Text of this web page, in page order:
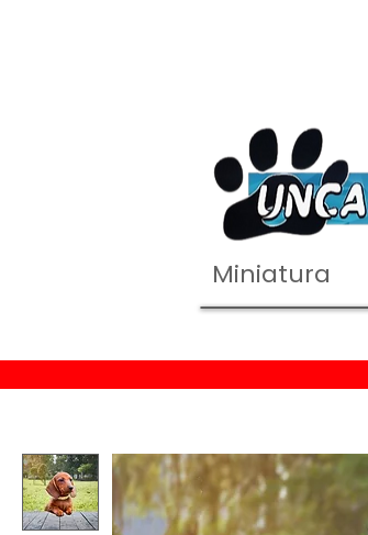
Miniatura